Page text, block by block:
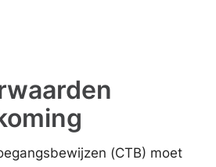
(CTB) moet